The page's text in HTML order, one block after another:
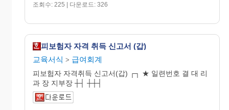
조회수: 225 | 다운로드: 326
피보험자 자격 취득 신고서 (갑)
교육서식 > 급여회계
피보험자 자격취득 신고서(갑) ┌┐ ★ 일련번호 결 대 리
과 장 지부장 ┼┤ ┼┼┤